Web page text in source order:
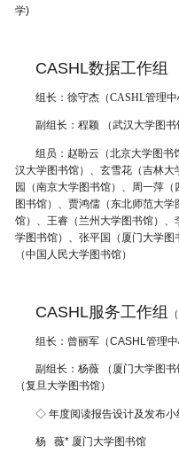
学)
CASHL数据工作组
组长：徐守杰（CASHL管理中
副组长：程颖 （武汉大学图书
组员：赵盼云（北京大学图书
汉大学图书馆）、玄雪花（吉林
园（南京大学图书馆）、周一萍
图书馆）、贾鸿儒（东北师范大
馆）、王睿（兰州大学图书馆）
学图书馆）、张平国（厦门大学
（中国人民大学图书馆）
CASHL服务工作组
组长：曾丽军（CASHL管理中
副组长：杨薇 （厦门大学图书
（复旦大学图书馆）
◇ 年度阅读报告设计及发布小
杨 薇* 厦门大学图书馆